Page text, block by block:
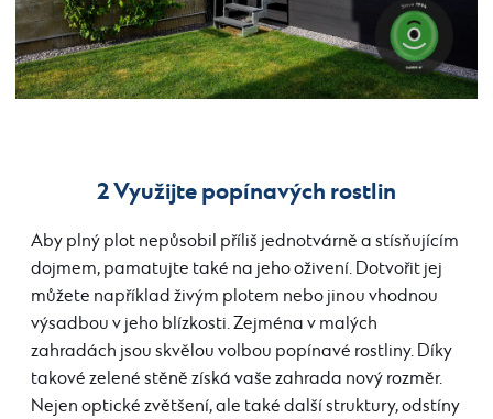
2 Využijte popínavých rostlin
Aby plný plot nepůsobil příliš jednotvárně a stísňujícím
dojmem, pamatujte také na jeho oživení. Dotvořit jej
můžete například živým plotem nebo jinou vhodnou
výsadbou v jeho blízkosti. Zejména v malých
zahradách jsou skvělou volbou popínavé rostliny. Díky
takové zelené stěně získá vaše zahrada nový rozměr.
Nejen optické zvětšení, ale také další struktury, odstíny